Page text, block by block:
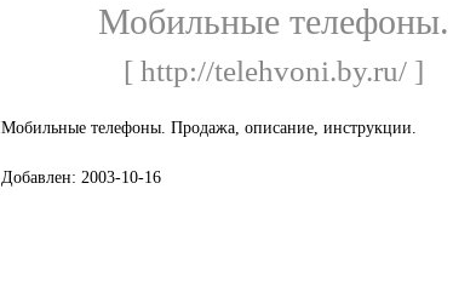
Мобильные телефоны.
[ http://telehvoni.by.ru/ ]
Мобильные телефоны. Продажа, описание, инструкции.
Добавлен: 2003-10-16